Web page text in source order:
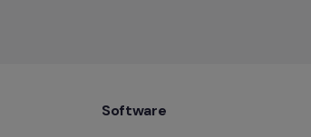
Software